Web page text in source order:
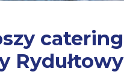
catering
Rydułtowy